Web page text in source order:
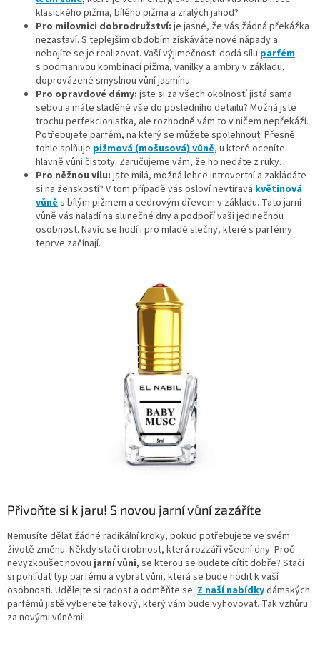
klasického pižma, bílého pižma a zralých jahod?
Pro milovnici dobrodružství: je jasné, že vás žádná překážka
nezastaví. S teplejším obdobím získáváte nové nápady a
nebojíte se je realizovat. Vaší výjimečnosti dodá sílu parfém
s podmanivou kombinací pižma, vanilky a ambry v základu,
doprovázené smyslnou vůní jasmínu.
Pro opravdové dámy: jste si za všech okolností jistá sama
sebou a máte sladěné vše do posledního detailu? Možná jste
trochu perfekcionistka, ale rozhodně vám to v ničem nepřekáží.
Potřebujete parfém, na který se můžete spolehnout. Přesně
tohle splňuje pižmová (mošusová) vůně, u které oceníte
hlavně vůni čistoty. Zaručujeme vám, že ho nedáte z ruky.
Pro něžnou vílu: jste milá, možná lehce introvertní a zakládáte
si na ženskosti? V tom případě vás osloví nevtíravá květinová
vůně s bílým pižmem a cedrovým dřevem v základu. Tato jarní
vůně vás naladí na slunečné dny a podpoří vaši jedinečnou
osobnost. Navíc se hodí i pro mladé slečny, které s parfémy
teprve začínají.
Přivoňte si k jaru! S novou jarní vůní zazáříte
Nemusíte dělat žádné radikální kroky, pokud potřebujete ve svém
životě změnu. Někdy stačí drobnost, která rozzáří všední dny. Proč
nevyzkoušet novou jarní vůni, se kterou se budete cítit dobře? Stačí
si pohlídat typ parfému a vybrat vůni, která se bude hodit k vaší
osobnosti. Udělejte si radost a odměňte se. Z naší nabídkydámských
parfémů jistě vyberete takový, který vám bude vyhovovat. Tak vzhůru
za novými vůněmi!